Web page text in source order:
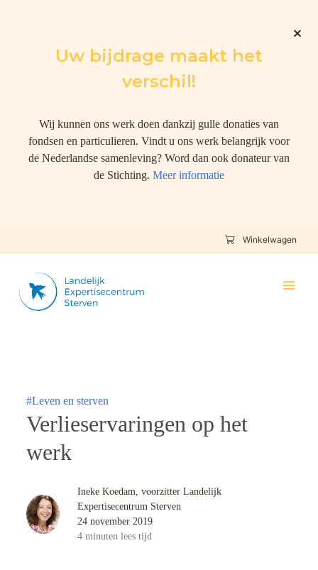
Uw bijdrage maakt het
verschil!
Wij kunnen ons werk doen dankzij gulle donaties van
fondsen en particulieren. Vindt u ons werk belangrijk voor
de Nederlandse samenleving? Word dan ook donateur van
de Stichting. Meer informatie
Winkelwagen
#Leven en sterven
Verlieservaringen op het
werk
Ineke Koedam, voorzitter Landelijk
Expertisecentrum Sterven
24 november 2019
4 minuten lees tijd